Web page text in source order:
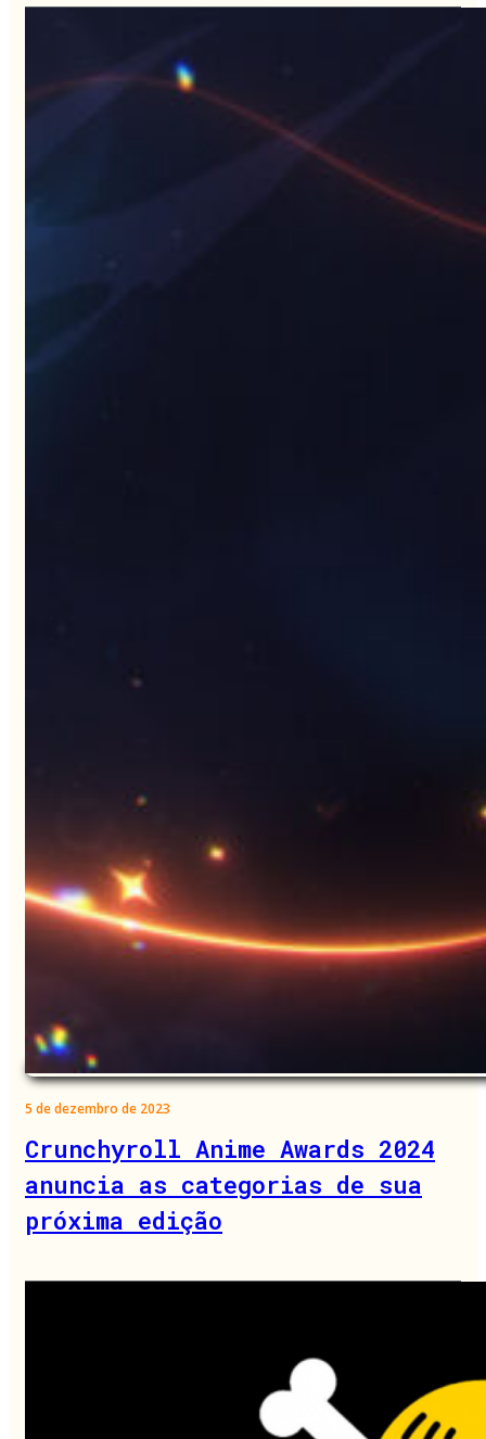
5 de dezembro de 2023
Crunchyroll Anime Awards 2024
anuncia as categorias de sua
próxima edição